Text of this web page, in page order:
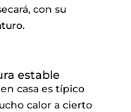
con su
estable
casa es típico
calor a cierto